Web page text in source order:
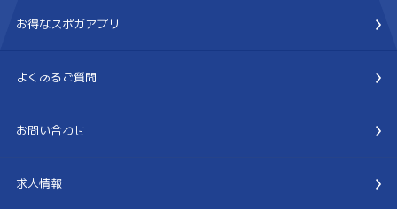
お得なスポガアプリ
よくあるご質問
お問い合わせ
求人情報